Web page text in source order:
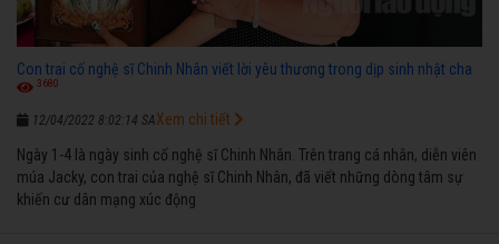
Con trai cố nghệ sĩ Chinh Nhân viết lời yêu thương trong dịp sinh nhật cha
3680
12/04/2022 8:02:14 SA
Ngày 1-4 là ngày sinh cố nghệ sĩ Chinh Nhân. Trên trang cá nhân, diễn viên
múa Jacky, con trai của nghệ sĩ Chinh Nhân, đã viết những dòng tâm sự
khiến cư dân mạng xúc động
Xem chi tiết